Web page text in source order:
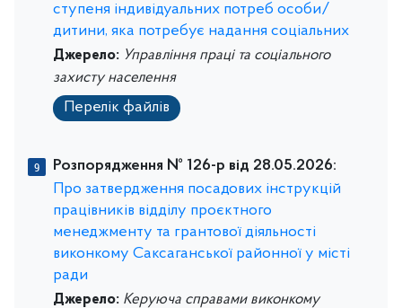
ступеня індивідуальних потреб особи/
дитини, яка потребує надання соціальних
Джерело: Управління праці та соціального
захисту населення
Перелік файлів
Розпорядження № 126-р від 28.05.2026:
Про затвердження посадових інструкцій
працівників відділу проєктного
менеджменту та грантової діяльності
виконкому Саксаганської районної у місті
ради
Джерело: Керуюча справами виконкому